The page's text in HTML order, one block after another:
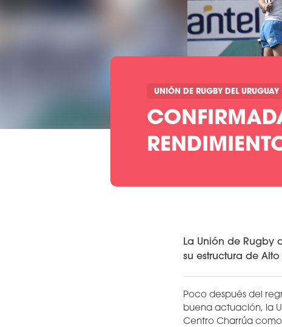
UNIÓN DE RUGBY DEL URUGUAY
La Unión de
su estructura de
Poco después del
buena actuación, la
Centro Charrúa